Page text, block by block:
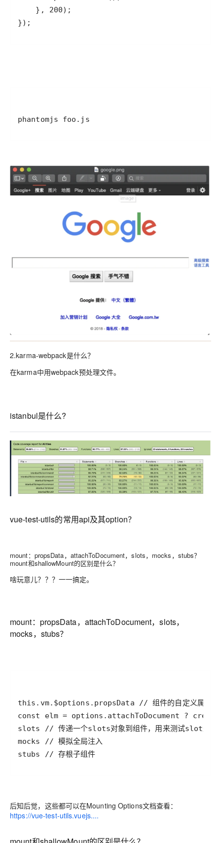
});
phantomjs foo.js
2.karma-webpack是什么？
在karma中用webpack预处理文件。
istanbul是什么?
vue-test-utils的常用api及其option？
mount：propsData，attachToDocument，slots，mocks，stubs？
mount和shallowMount的区别是什么？
啥玩意儿？？？一一搞定。
mount：propsData，attachToDocument，slots，
mocks，stubs？
stubs // 存根子组件
后知后觉，这些都可以在Mounting Options文档查看：
https://vue-test-utils.vuejs....